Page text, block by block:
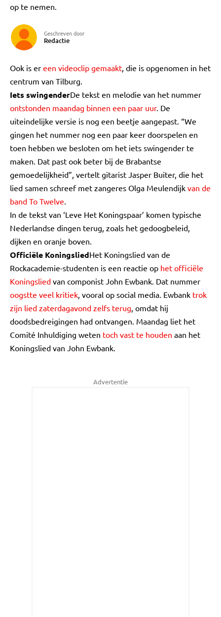
op te nemen.
Geschreven door
Redactie
Ook is er een videoclip gemaakt, die is opgenomen in het
centrum van Tilburg.
Iets swingenderDe tekst en melodie van het nummer
ontstonden maandag binnen een paar uur. De
uiteindelijke versie is nog een beetje aangepast. “We
gingen het nummer nog een paar keer doorspelen en
toen hebben we besloten om het iets swingender te
maken. Dat past ook beter bij de Brabantse
gemoedelijkheid”, vertelt gitarist Jasper Buiter, die het
lied samen schreef met zangeres Olga Meulendijk van de
band To Twelve.
In de tekst van ‘Leve Het Koningspaar’ komen typische
Nederlandse dingen terug, zoals het gedoogbeleid,
dijken en oranje boven.
Officiële KoningsliedHet Koningslied van de
Rockacademie-studenten is een reactie op het officiële
Koningslied van componist John Ewbank. Dat nummer
oogstte veel kritiek, vooral op social media. Ewbank trok
zijn lied zaterdagavond zelfs terug, omdat hij
doodsbedreigingen had ontvangen. Maandag liet het
Comité Inhuldiging weten toch vast te houden aan het
Koningslied van John Ewbank.
Advertentie